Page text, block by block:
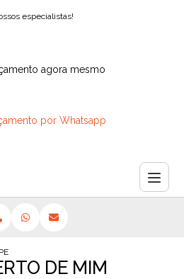
especialistas!
agora mesmo
por Whatsapp
MIM
DE MIM